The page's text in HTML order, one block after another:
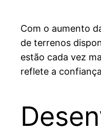
Com o aumento
de terrenos
estão cada vez
reflete a